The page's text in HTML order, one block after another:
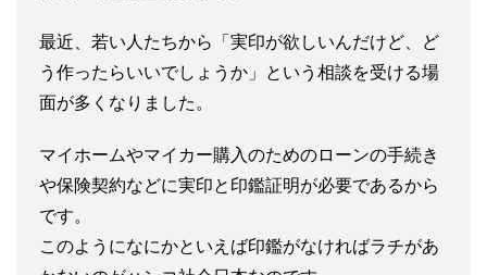
最近、若い人たちから「実印が欲しいんだけど、ど
う作ったらいいでしょうか」という相談を受ける場
面が多くなりました。
マイホームやマイカー購入のためのローンの手続き
や保険契約などに実印と印鑑証明が必要であるから
です。
このようになにかといえば印鑑がなければラチがあ